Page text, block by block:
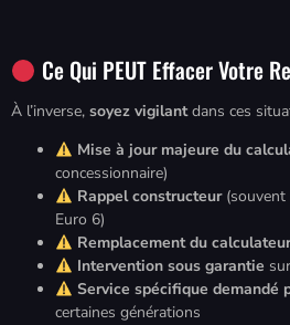
Ce Qui PEUT Effacer Votre
À l’inverse, soyez vigilantdans ces
Mise à jour majeure du
concessionnaire)
Rappel constructeur(souvent
Euro 6)
Remplacement du
Intervention sous garantie
Service spécifique demandé
certaines générations